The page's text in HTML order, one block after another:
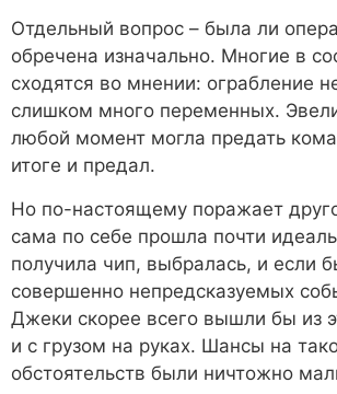
Отдельный вопрос – была ли
обречена изначально. Многие в
сходятся во мнении: ограбление
слишком много переменных.
любой момент могла предать
итоге и предал.
Но по-настоящему поражает
сама по себе прошла почти
получила чип, выбралась, и если
совершенно непредсказуемых
Джеки скорее всего вышли бы из
и с грузом на руках. Шансы на
обстоятельств были ничтожно